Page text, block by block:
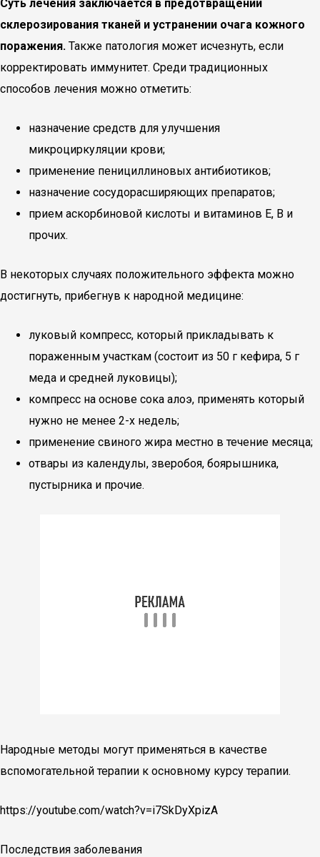
Суть лечения заключается в предотвращении
склерозирования тканей и устранении очага кожного
поражения. Также патология может исчезнуть, если
корректировать иммунитет. Среди традиционных
способов лечения можно отметить:
назначение средств для улучшения
микроциркуляции крови;
применение пенициллиновых антибиотиков;
назначение сосудорасширяющих препаратов;
прием аскорбиновой кислоты и витаминов Е, В и
прочих.
В некоторых случаях положительного эффекта можно
достигнуть, прибегнув к народной медицине:
луковый компресс, который прикладывать к
пораженным участкам (состоит из 50 г кефира, 5 г
меда и средней луковицы);
компресс на основе сока алоэ, применять который
нужно не менее 2-х недель;
применение свиного жира местно в течение месяца;
отвары из календулы, зверобоя, боярышника,
пустырника и прочие.
Народные методы могут применяться в качестве
вспомогательной терапии к основному курсу терапии.
https://youtube.com/watch?v=i7SkDyXpizA
Последствия заболевания